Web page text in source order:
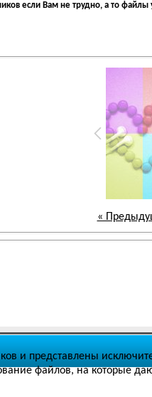
если Вам не трудно, а то файлы
«
и представлены
файлов, на которые